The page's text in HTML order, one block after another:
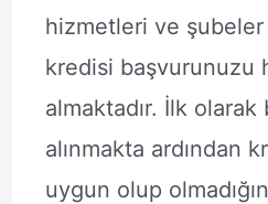
hizmetleri ve şubeler
kredisi başvurunuzu
almaktadır. İlk
alınmakta ardından
uygun olup